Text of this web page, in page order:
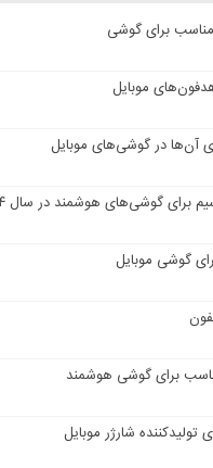
برای گوشی
موبایل
آن‌ها در گوشی‌های موبایل
گوشی‌های هوشمند در سال ۱۴۰۴ (۲۰۲۵)
گوشی موبایل
برای گوشی هوشمند
تولیدکننده شارژر موبایل